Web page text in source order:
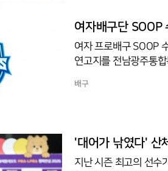
을 확정했다. 세부 일
기쁘다며 안전한 준비
여자배구단 SOOP
여자 프로배구 SOOP
연고지를 전남광주통
말이어서 이 절차를
과 홈경기장 사용, 행
배구
'대어가 낚였다' 산
지난 시즌 최고의 선수